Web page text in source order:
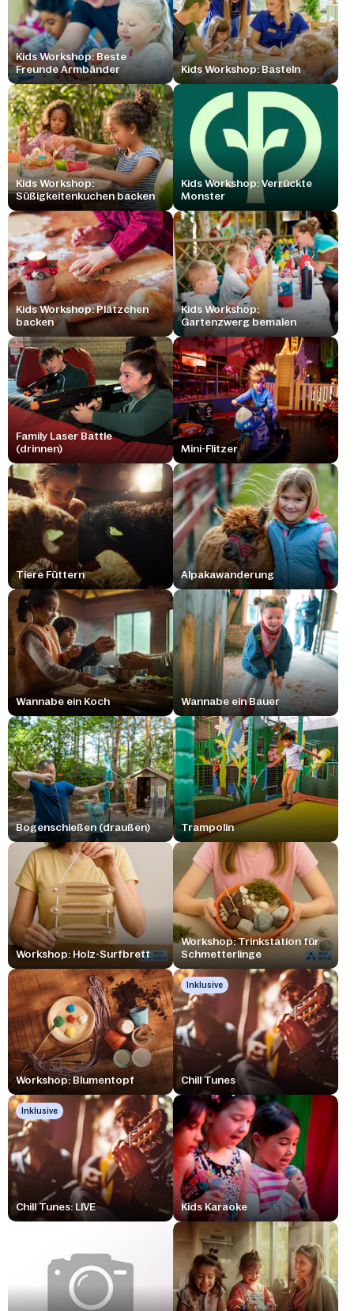
Kids Workshop: Beste
Freunde Armbänder
Kids Workshop: Basteln
Kids Workshop:
Süßigkeitenkuchen backen
Kids Workshop: Verrückte
Monster
Kids Workshop: Plätzchen
backen
Kids Workshop:
Gartenzwerg bemalen
Family Laser Battle
(drinnen)
Mini-Flitzer
Tiere Füttern Alpakawanderung
Wannabe ein Koch Wannabe ein Bauer
Bogenschießen (draußen) Trampolin
Workshop: Holz-Surfbrett
Workshop: Trinkstation für
Schmetterlinge
Workshop: Blumentopf
Inklusive
Chill Tunes
Inklusive
Chill Tunes: LIVE Kids Karaoke